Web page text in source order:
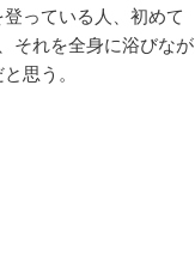
っている人、初めて
それを全身に浴びなが
思う。